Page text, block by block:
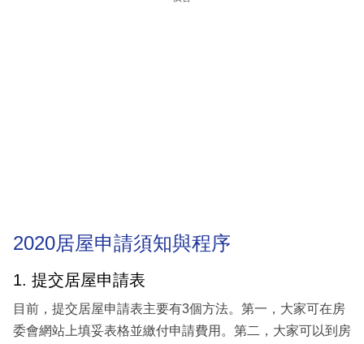
2020居屋申請須知與程序
1. 提交居屋申請表
目前，提交居屋申請表主要有3個方法。第一，大家可在房
委會網站上填妥表格並繳付申請費用。第二，大家可以到房